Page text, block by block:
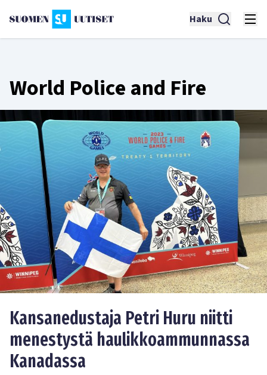
Haku
World Police and Fire
Kansanedustaja Petri Huru niitti
menestystä haulikkoammunnassa
Kanadassa